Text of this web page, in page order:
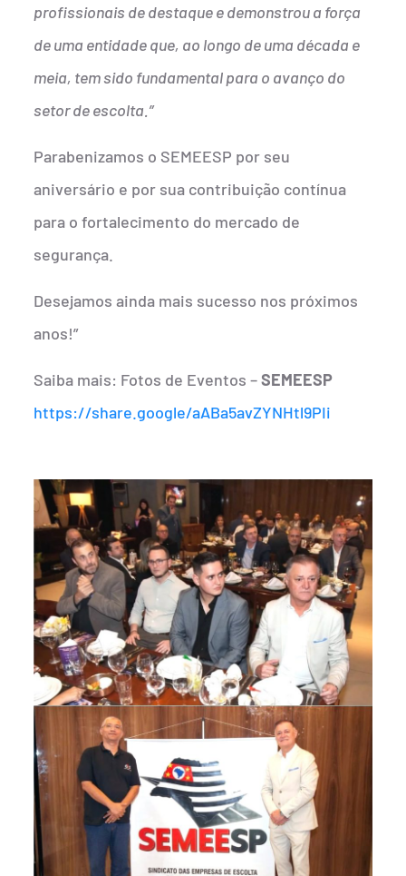
profissionais de destaque e demonstrou a força
de uma entidade que, ao longo de uma década e
meia, tem sido fundamental para o avanço do
setor de escolta.”
Parabenizamos o SEMEESP por seu
aniversário e por sua contribuição contínua
para o fortalecimento do mercado de
segurança.
Desejamos ainda mais sucesso nos próximos
anos!”
Saiba mais: Fotos de Eventos –SEMEESP
https://share.google/aABa5avZYNHtl9PIi